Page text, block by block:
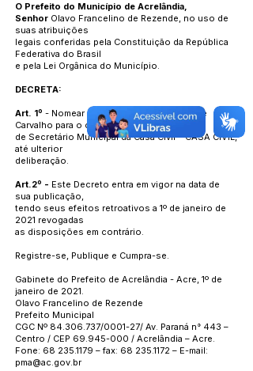
O Prefeito do Município de Acrelândia,
Senhor Olavo Francelino de Rezende, no uso de
suas atribuições
legais conferidas pela Constituição da República
Federativa do Brasil
e pela Lei Orgânica do Município.
DECRETA:
Art. 1º - Nomear o senhor Nesio Mendes de
Carvalho para o cargo
de Secretário Municipal da Casa Civil – CASA CIVIL,
até ulterior
deliberação.
Art.2º - Este Decreto entra em vigor na data de
sua publicação,
tendo seus efeitos retroativos a 1º de janeiro de
2021 revogadas
as disposições em contrário.
Registre-se, Publique e Cumpra-se.
Gabinete do Prefeito de Acrelândia - Acre, 1º de
janeiro de 2021.
Olavo Francelino de Rezende
Prefeito Municipal
CGC Nº 84.306.737/0001-27/ Av. Paraná n° 443 –
Centro / CEP 69.945-000 / Acrelândia – Acre.
Fone: 68 235.1179 – fax: 68 235.1172 – E-mail:
pma@ac.gov.br